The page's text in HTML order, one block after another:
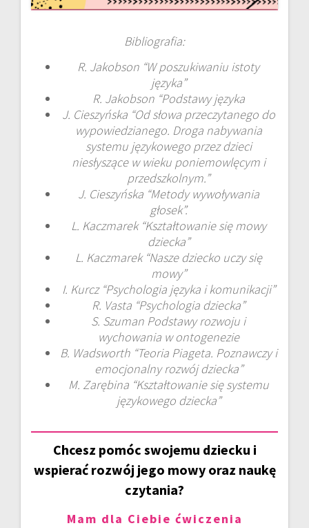
Bibliografia:
R. Jakobson “W poszukiwaniu istoty
języka”
R. Jakobson “Podstawy języka
J. Cieszyńska “Od słowa przeczytanego do
wypowiedzianego. Droga nabywania
systemu językowego przez dzieci
niesłyszące w wieku poniemowlęcym i
przedszkolnym.”
J. Cieszyńska “Metody wywoływania
głosek”.
L. Kaczmarek “Kształtowanie się mowy
dziecka”
L. Kaczmarek “Nasze dziecko uczy się
mowy”
I. Kurcz “Psychologia języka i komunikacji”
R. Vasta “Psychologia dziecka”
S. Szuman Podstawy rozwoju i
wychowania w ontogenezie
B. Wadsworth “Teoria Piageta. Poznawczy i
emocjonalny rozwój dziecka”
M. Zarębina “Kształtowanie się systemu
językowego dziecka”
Chcesz pomóc swojemu dziecku i
wspierać rozwój jego mowy oraz naukę
czytania?
Mam dla Ciebie ćwiczenia